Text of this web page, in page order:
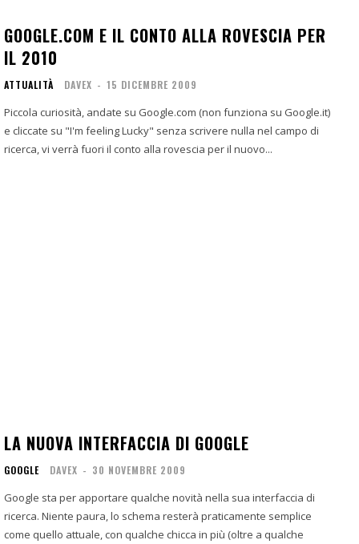
GOOGLE.COM E IL CONTO ALLA ROVESCIA PER
IL 2010
ATTUALITÀ DAVEX - 15 DICEMBRE 2009
Piccola curiosità, andate su Google.com (non funziona su Google.it)
e cliccate su "I'm feeling Lucky" senza scrivere nulla nel campo di
ricerca, vi verrà fuori il conto alla rovescia per il nuovo...
LA NUOVA INTERFACCIA DI GOOGLE
GOOGLE DAVEX - 30 NOVEMBRE 2009
Google sta per apportare qualche novità nella sua interfaccia di
ricerca. Niente paura, lo schema resterà praticamente semplice
come quello attuale, con qualche chicca in più (oltre a qualche